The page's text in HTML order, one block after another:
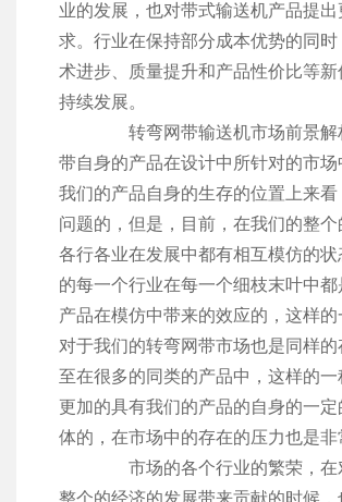
业的发展，也对带式输送机产品提
求。行业在保持部分成本优势的同
术进步、质量提升和产品性价比等
持续发展。
转弯网带输送机市场前景解
带自身的产品在设计中所针对的市场
我们的产品自身的生存的位置上来
问题的，但是，目前，在我们的整个
各行各业在发展中都有相互模仿的状
的每一个行业在每一个细枝末叶中都
产品在模仿中带来的效应的，这样的
对于我们的转弯网带市场也是同样
至在很多的同类的产品中，这样的一
更加的具有我们的产品的自身的一
体的，在市场中的存在的压力也是非
市场的各个行业的繁荣，在